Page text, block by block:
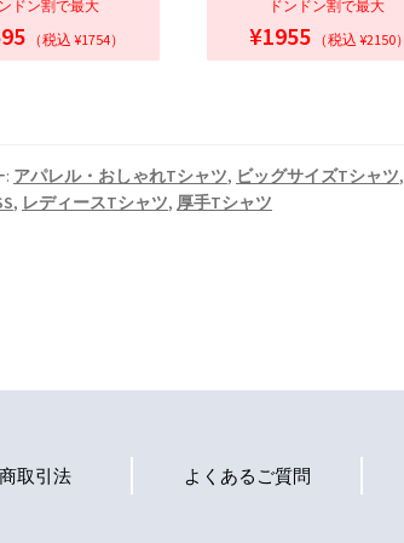
ドン割で最大
（税込 ¥1754）
ドンドン割で最大
¥1955 （税込 ¥2150）
: アパレル・おしゃれTシャツ, ビッグサイズTシャツ,
, レディースTシャツ, 厚手Tシャツ
取引法 よくあるご質問